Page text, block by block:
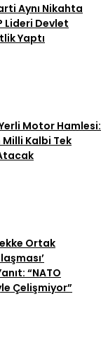
Aynı Nikahta
Lideri Devlet
Yaptı
Motor Hamlesi:
Kalbi Tek
Ortak
“NATO
Çelişmiyor”